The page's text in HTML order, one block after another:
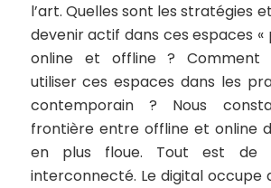
l’art. Quelles sont les stratégies
devenir actif dans ces espaces «
online et offline ? Comment
utiliser ces espaces dans les
contemporain ? Nous
frontière entre offline et online
en plus floue. Tout est de
interconnecté. Le digital occupe